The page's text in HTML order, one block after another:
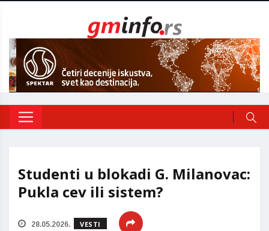
Studenti u blokadi G. Milanovac:
Pukla cev ili sistem?
28.05.2026. VESTI